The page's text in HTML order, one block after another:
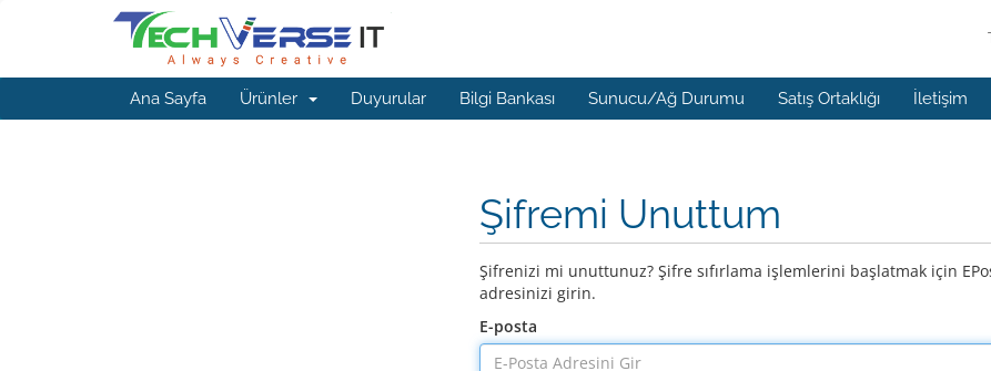
Ana Sayfa Ürünler Duyurular Bilgi Bankası Sunucu/Ağ Durumu Satış Ortaklığı İletişim
Şifremi Unuttum
Şifrenizi mi unuttunuz? Şifre sıfırlama işlemlerini başlatmak için
adresinizi girin.
E-posta